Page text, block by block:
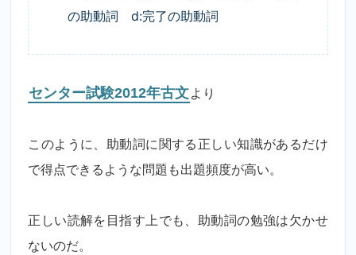
の助動詞 d:完了の助動詞
センター試験2012年古文より
このように、助動詞に関する正しい知識があるだけ
で得点できるような問題も出題頻度が高い。
正しい読解を目指す上でも、助動詞の勉強は欠かせ
ないのだ。